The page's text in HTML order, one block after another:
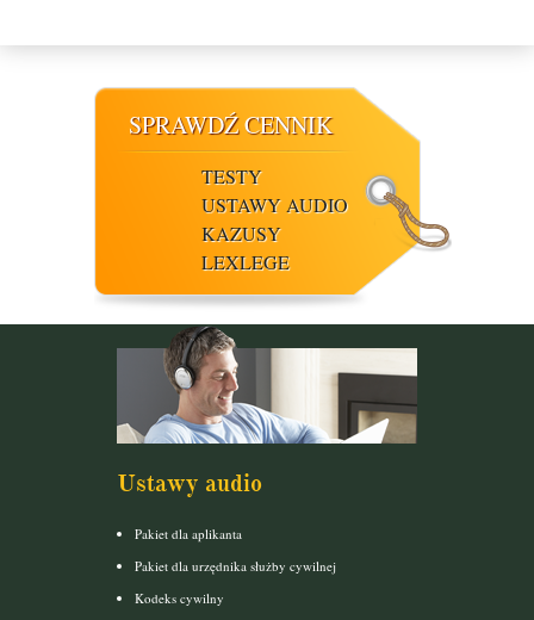
SPRAWDŹ CENNIK
TESTY
USTAWY AUDIO
KAZUSY
LEXLEGE
Ustawy audio
Pakiet dla aplikanta
Pakiet dla urzędnika służby cywilnej
Kodeks cywilny